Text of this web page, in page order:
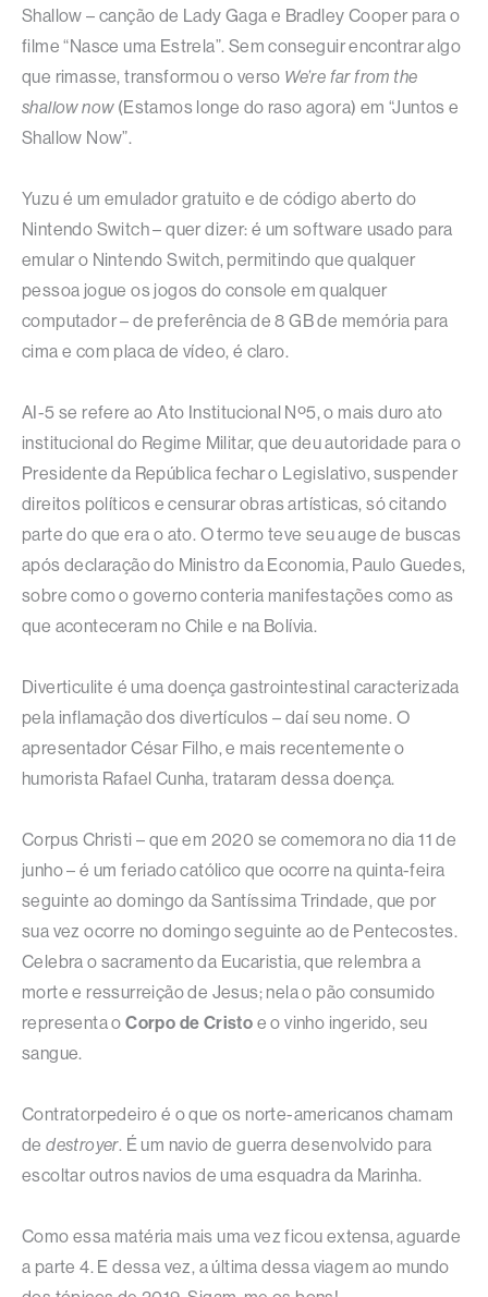
Shallow – canção de Lady Gaga e Bradley Cooper para o
filme “Nasce uma Estrela”. Sem conseguir encontrar algo
que rimasse, transformou o verso We’re far from the
shallow now(Estamos longe do raso agora) em “Juntos e
Shallow Now”.
Yuzu é um emulador gratuito e de código aberto do
Nintendo Switch – quer dizer: é um software usado para
emular o Nintendo Switch, permitindo que qualquer
pessoa jogue os jogos do console em qualquer
computador – de preferência de 8 GB de memória para
cima e com placa de vídeo, é claro.
AI-5 se refere ao Ato Institucional Nº5, o mais duro ato
institucional do Regime Militar, que deu autoridade para o
Presidente da República fechar o Legislativo, suspender
direitos políticos e censurar obras artísticas, só citando
parte do que era o ato. O termo teve seu auge de buscas
após declaração do Ministro da Economia, Paulo Guedes,
sobre como o governo conteria manifestações como as
que aconteceram no Chile e na Bolívia.
Diverticulite é uma doença gastrointestinal caracterizada
pela inflamação dos divertículos – daí seu nome. O
apresentador César Filho, e mais recentemente o
humorista Rafael Cunha, trataram dessa doença.
Corpus Christi – que em 2020 se comemora no dia 11 de
junho – é um feriado católico que ocorre na quinta-feira
seguinte ao domingo da Santíssima Trindade, que por
sua vez ocorre no domingo seguinte ao de Pentecostes.
Celebra o sacramento da Eucaristia, que relembra a
morte e ressurreição de Jesus; nela o pão consumido
representa oCorpo de Cristo e o vinho ingerido, seu
sangue.
Contratorpedeiro é o que os norte-americanos chamam
dedestroyer. É um navio de guerra desenvolvido para
escoltar outros navios de uma esquadra da Marinha.
Como essa matéria mais uma vez ficou extensa, aguarde
a parte 4. E dessa vez, a última dessa viagem ao mundo